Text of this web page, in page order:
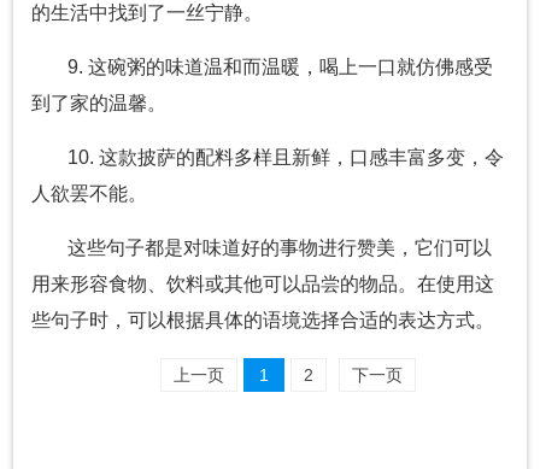
的生活中找到了一丝宁静。
9. 这碗粥的味道温和而温暖，喝上一口就仿佛感受
到了家的温馨。
10. 这款披萨的配料多样且新鲜，口感丰富多变，令
人欲罢不能。
这些句子都是对味道好的事物进行赞美，它们可以
用来形容食物、饮料或其他可以品尝的物品。在使用这
些句子时，可以根据具体的语境选择合适的表达方式。
上一页 1 2 下一页